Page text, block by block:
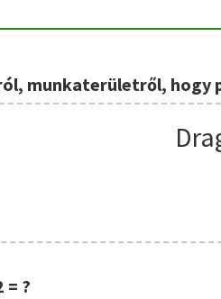
munkaterületről, hogy
= ?